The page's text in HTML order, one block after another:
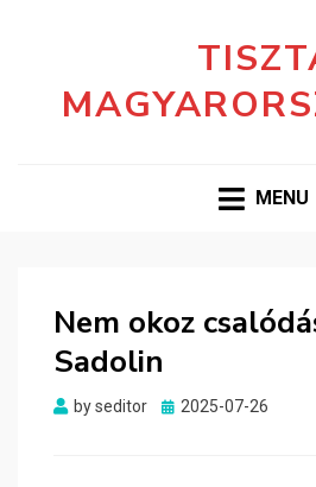
MENU
Nem okoz
Sadolin
byseditor
Posted
2025-07-26